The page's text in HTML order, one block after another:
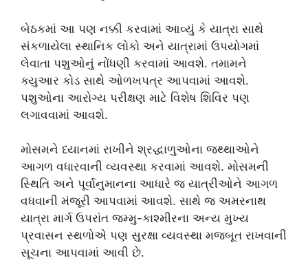
બેઠકમાં આ પણ નક્કી કરવામાં આવ્યું કે યાત્રા સાથે
સંકળાયેલા સ્થાનિક લોકો અને યાત્રામાં ઉપયોગમાં
લેવાતા પશુઓનું નોંધણી કરવામાં આવશે. તમામને
ક્યુઆર કોડ સાથે ઓળખપત્ર આપવામાં આવશે.
પશુઓના આરોગ્ય પરીક્ષણ માટે વિશેષ શિવિર પણ
લગાવવામાં આવશે.
મોસમને ધ્યાનમાં રાખીને શ્રદ્ધાળુઓના જથ્થાઓને
આગળ વધારવાની વ્યવસ્થા કરવામાં આવશે. મોસમની
સ્થિતિ અને પૂર્વાનુમાનના આધારે જ યાત્રીઓને આગળ
વધવાની મંજૂરી આપવામાં આવશે. સાથે જ અમરનાથ
યાત્રા માર્ગ ઉપરાંત જમ્મુ-કાશ્મીરના અન્ય મુખ્ય
પ્રવાસન સ્થળોએ પણ સુરક્ષા વ્યવસ્થા મજબૂત રાખવાની
સૂચના આપવામાં આવી છે.